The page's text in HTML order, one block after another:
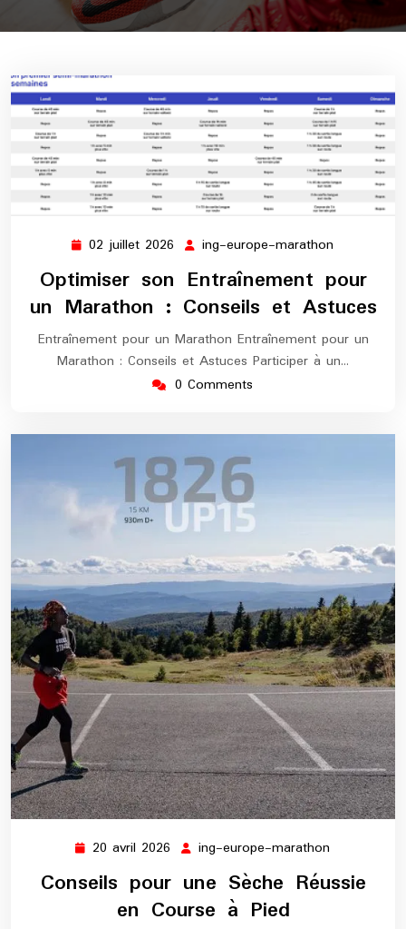
02 juillet 2026 02
juillet
2026
ing-europe-marathon
marathon
Optimiser son Entraînement pour
un Marathon : Conseils et Astuces
Entraînement pour un Marathon Entraînement pour un
Marathon : Conseils et Astuces Participer à un…
0 Comments
20 avril 2026 20
2026
ing-europe-marathon
europe-
marathon
Conseils pour une Sèche Réussie
en Course à Pied